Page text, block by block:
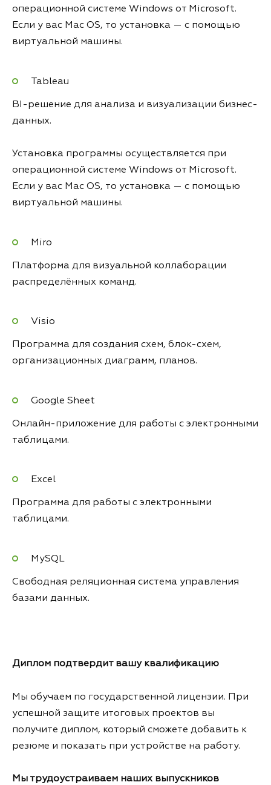
операционной системе Windows от Microsoft.
Если у вас Mac OS, то установка — с помощью
виртуальной машины.
Tableau
BI-решение для анализа и визуализации бизнес-
данных.
Установка программы осуществляется при
операционной системе Windows от Microsoft.
Если у вас Mac OS, то установка — с помощью
виртуальной машины.
Miro
Платформа для визуальной коллаборации
распределённых команд.
Visio
Программа для создания схем, блок-схем,
организационных диаграмм, планов.
Google Sheet
Онлайн-приложение для работы с электронными
таблицами.
Excel
Программа для работы с электронными
таблицами.
MySQL
Свободная реляционная система управления
базами данных.
Диплом подтвердит вашу квалификацию
Мы обучаем по государственной лицензии. При
успешной защите итоговых проектов вы
получите диплом, который сможете добавить к
резюме и показать при устройстве на работу.
Мы трудоустраиваем наших выпускников